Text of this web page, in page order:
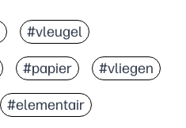
#vleugel
#papier #vliegen
#elementair